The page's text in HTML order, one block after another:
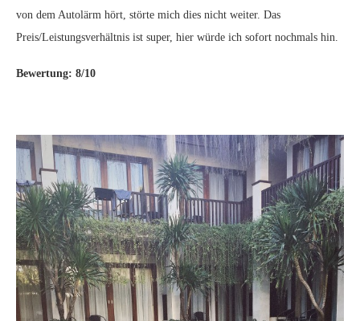
von dem Autolärm hört, störte mich dies nicht weiter. Das
Preis/Leistungsverhältnis ist super, hier würde ich sofort nochmals hin.
Bewertung: 8/10